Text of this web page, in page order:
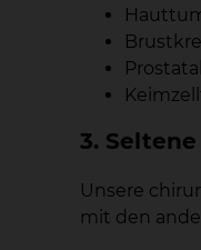
3.
Unsere
mit den